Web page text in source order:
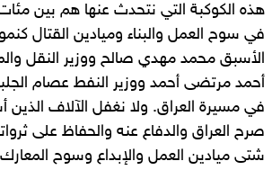
هذه الكوكبة التي نتحدث عنها هم بين
في سوح العمل والبناء وميادين القتال
الأسبق محمد مهدي صالح ووزير النقل
أحمد مرتضى أحمد ووزير النفط عصام
في مسيرة العراق. ولا نغفل الآلاف الذين
صرح العراق والدفاع عنه والحفاظ على
شتى ميادين العمل والإبداع وسوح المعارك،